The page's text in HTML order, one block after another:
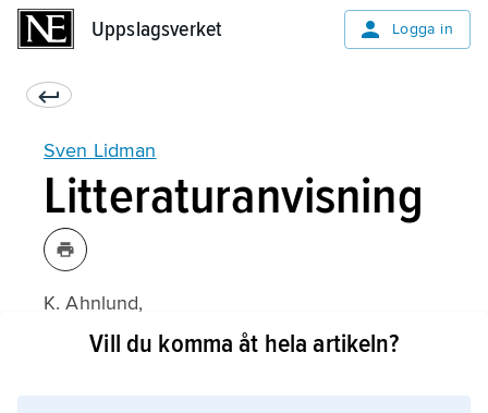
Uppslagsverket Logga in
Sven Lidman
Litteraturanvisning
K. Ahnlund,
Sven Lidman: Ett livsdrama
Vill du komma åt hela artikeln?